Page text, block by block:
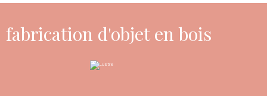
fabrication d'objet en bois